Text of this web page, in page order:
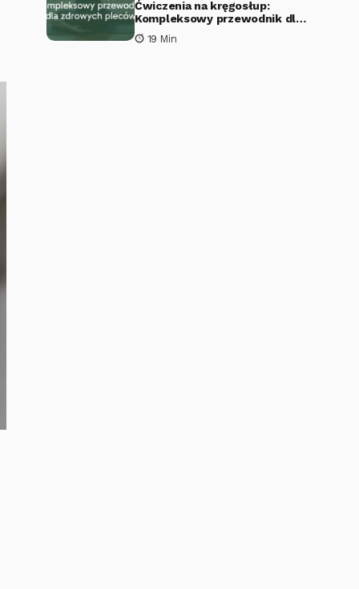
Ćwiczenia na kręgosłup:
Kompleksowy przewodnik dla
zdrowych pleców
19 Min